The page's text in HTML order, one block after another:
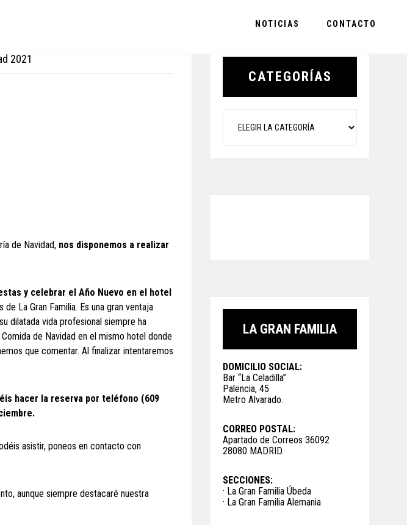
NOTICIAS CONTACTO
2021
de Navidad, nos disponemos a realizar
y celebrar el Año Nuevo en el hotel
La Gran Familia. Es una gran ventaja
dilatada vida profesional siempre ha
de Navidad en el mismo hotel donde
que comentar. Al finalizar intentaremos
hacer la reserva por teléfono (609
asistir, poneos en contacto con
aunque siempre destacaré nuestra
Primary
CATEGORÍAS
LA GRAN FAMILIA
DOMICILIO SOCIAL:
Bar “La Celadilla”
Palencia, 45
Metro Alvarado.
CORREO POSTAL:
Apartado de Correos 36092
28080 MADRID.
SECCIONES:
· La Gran Familia Úbeda
· La Gran Familia Alemania